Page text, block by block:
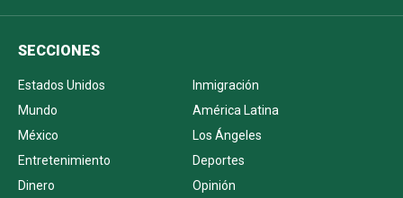
SECCIONES
Estados Unidos
Inmigración
Mundo
América Latina
México
Los Ángeles
Entretenimiento
Deportes
Dinero
Opinión